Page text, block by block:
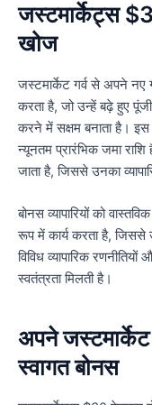
जस्टमार्केट्स
खोज
जस्टमार्केट गर्व से अपने
करता है, जो उन्हें बढ़े हुए
करने में सक्षम बनाता है।
न्यूनतम प्रारंभिक जमा राशि
जाता है, जिससे उनका
बोनस व्यापारियों को
रूप में कार्य करता है, जिससे
विविध व्यापारिक
स्वतंत्रता मिलती है।
अपने
स्वागत बोनस